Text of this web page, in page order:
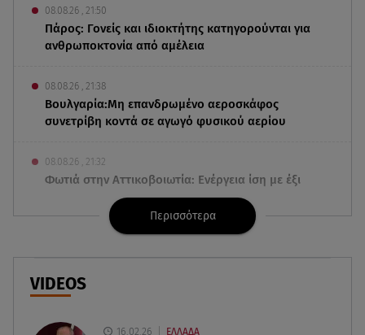
08.08.26 , 21:50
Πάρος: Γονείς και ιδιοκτήτης κατηγορούνται για
ανθρωποκτονία από αμέλεια
08.08.26 , 21:38
Βουλγαρία:Μη επανδρωμένο αεροσκάφος
συνετρίβη κοντά σε αγωγό φυσικού αερίου
08.08.26 , 21:32
Φωτιά στην Αττικοβοιωτία: Ενέργεια ίση με έξι
ατομικές βόμβες
«Ισλαμικό ΝΑΤΟ»: Πώς επηρεάζεται η Ελλάδα
Τραγωδία στην Πάρο: Νεκρό 4χρονο παιδί σε
Περισσότερα
VIDEOS
16.02.26 ΕΛΛΑΔΑ